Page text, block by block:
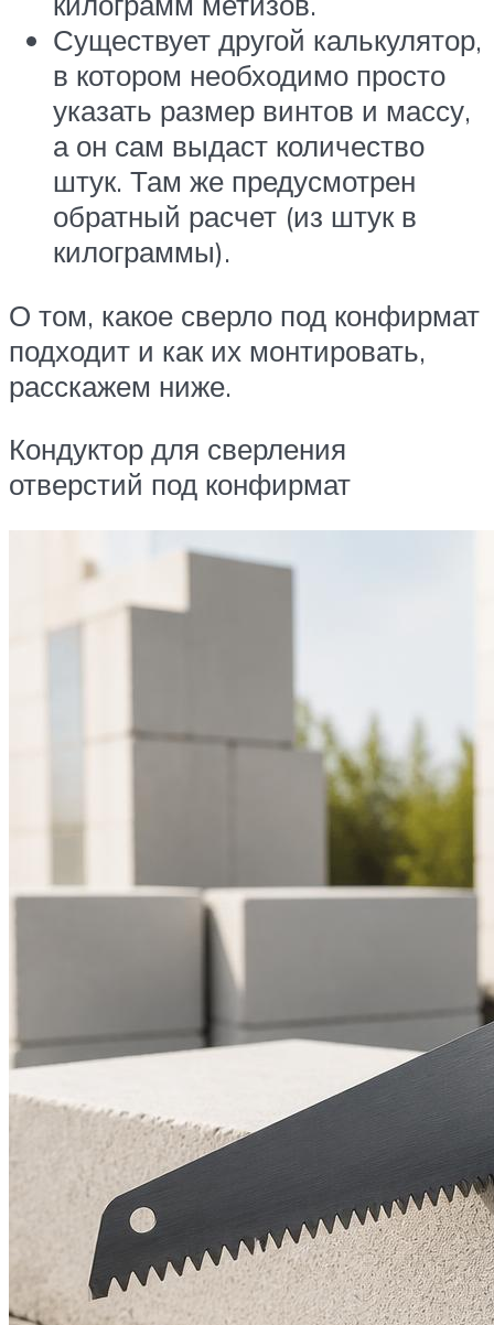
Существует другой калькулятор,
в котором необходимо просто
указать размер винтов и массу,
а он сам выдаст количество
штук. Там же предусмотрен
обратный расчет (из штук в
килограммы).
О том, какое сверло под конфирмат
подходит и как их монтировать,
расскажем ниже.
Кондуктор для сверления
отверстий под конфирмат